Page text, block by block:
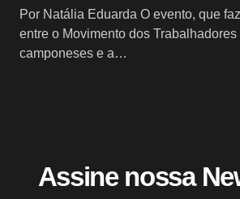
Por Natália Eduarda O evento, que
entre o Movimento dos Trabalhadores
camponeses e a…
Assine nossa